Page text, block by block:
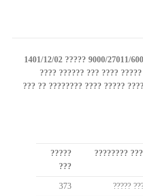
???? ?? ???????? ???
??????? ???? ? ????? ???
??? ? ???
?????
???
???
373